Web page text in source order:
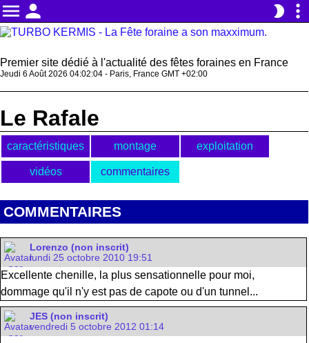
menu person brightness_2 more_vert
Premier site dédié à l'actualité des fêtes foraines en France
Jeudi 6 Août 2026 04:02:05 - Paris, France GMT +02:00
Le Rafale
caractéristiques montage exploitation
vidéos commentaires
COMMENTAIRES
Lorenzo (non inscrit)
lundi 25 octobre 2010 19:51
Excellente chenille, la plus sensationnelle pour moi,
dommage qu'il n'y est pas de capote ou d'un tunnel...
JES (non inscrit)
vendredi 5 octobre 2012 01:14